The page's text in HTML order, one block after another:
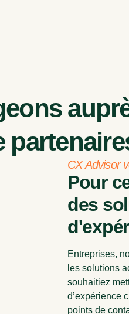
CX Advisor
Pour
des
Entreprises,
les solutions
souhaitiez
d’expérience
points de